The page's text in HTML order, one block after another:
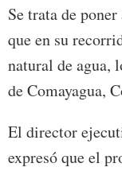
Se trata de
que en su
natural de agua,
de Comayagua,
El director
expresó que el